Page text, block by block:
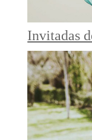
Invitadas